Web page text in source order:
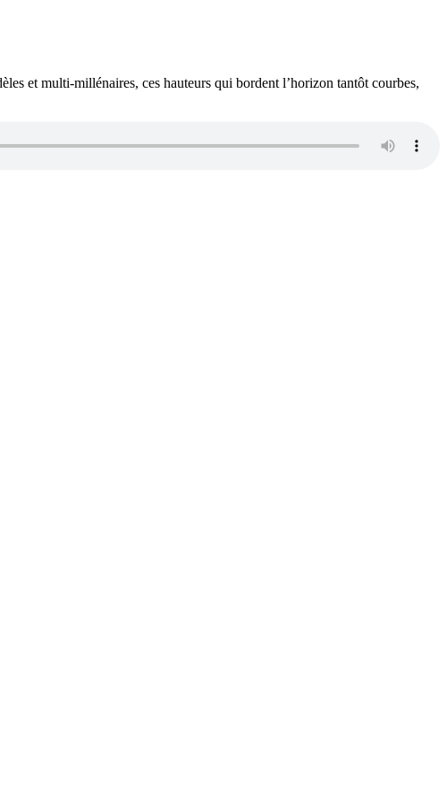
et multi-millénaires, ces hauteurs qui bordent l’horizon tantôt courbes,